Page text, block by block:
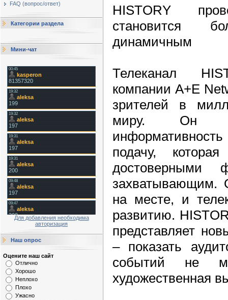
FAQ (вопрос/ответ)
Категории раздела
Мини-чат
Для добавления необходима
авторизация
Наш опрос
Оцените наш сайт
Отлично
Хорошо
Неплохо
Плохо
Ужасно
HISTORY
становится
динамичным
Телеканал
компании A+E
зрителей в
миру. Он
подачу,
достоверными
захватывающим.
на месте, и
развитию.
представляет
– показать
событий не
художественная